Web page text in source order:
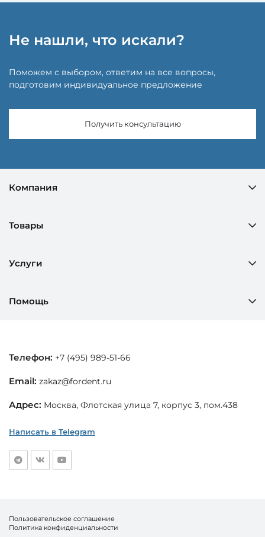
Не нашли, что искали?
Поможем с выбором, ответим на все вопросы,
подготовим индивидуальное предложение
Получить консультацию
Компания
Товары
Услуги
Помощь
Телефон: +7 (495) 989-51-66
Email: zakaz@fordent.ru
Адрес: Москва, Флотская улица 7, корпус 3, пом.438
Написать в Telegram
Пользовательское соглашение
Политика конфиденциальности